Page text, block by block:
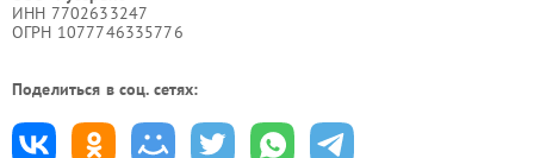
ИНН 7702633247
ОГРН 1077746335776
Поделиться в соц. сетях: